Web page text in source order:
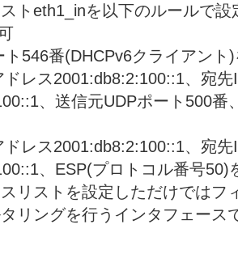
トeth1_inを以下のルールで設
ト546番(DHCPv6クライアント
レス2001:db8:2:100::1、宛
、送信元UDPポート500番
レス2001:db8:2:100::1、宛
、ESP(プロトコル番号50)
リストを設定しただけではフ
リングを行うインタフェース